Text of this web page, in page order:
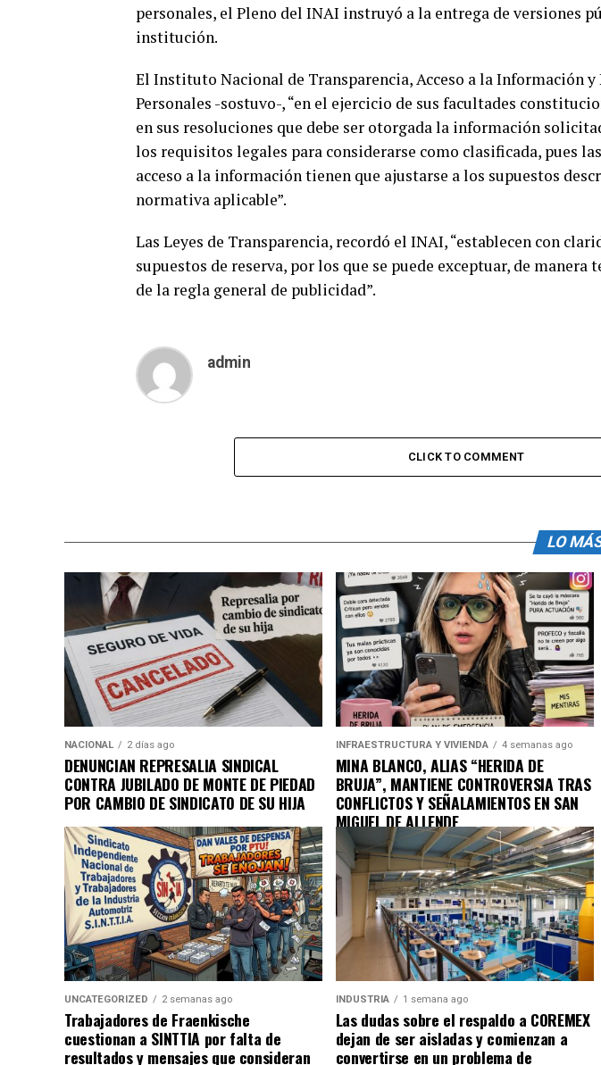
personales, el Pleno del INAI instruyó a la entrega de versiones
institución.
El Instituto Nacional de Transparencia, Acceso a la Información y
Personales -sostuvo-, “en el ejercicio de sus facultades
en sus resoluciones que debe ser otorgada la información
los requisitos legales para considerarse como clasificada, pues
acceso a la información tienen que ajustarse a los supuestos
normativa aplicable”.
Las Leyes de Transparencia, recordó el INAI, “establecen con
supuestos de reserva, por los que se puede exceptuar, de
de la regla general de publicidad”.
admin
CLICK TO COMMENT
LO
NACIONAL 2 días ago
DENUNCIAN REPRESALIA SINDICAL
CONTRA JUBILADO DE MONTE DE PIEDAD
POR CAMBIO DE SINDICATO DE SU HIJA
INFRAESTRUCTURA Y VIVIENDA 4 semanas ago
MINA BLANCO, ALIAS “HERIDA DE
BRUJA”, MANTIENE CONTROVERSIA TRAS
CONFLICTOS Y SEÑALAMIENTOS EN SAN
MIGUEL DE ALLENDE
UNCATEGORIZED 2 semanas ago
Trabajadores de Fraenkische
cuestionan a SINTTIA por falta de
resultados y mensajes que consideran
INDUSTRIA 1 semana ago
Las dudas sobre el respaldo a COREMEX
dejan de ser aisladas y comienzan a
convertirse en un problema de